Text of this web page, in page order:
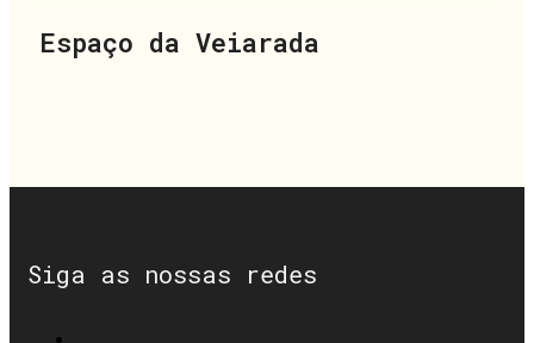
Espaço da Veiarada
Siga as nossas redes